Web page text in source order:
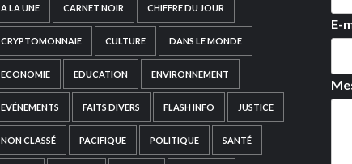
A LA UNE CARNET NOIR CHIFFRE DU JOUR
CRYPTOMONNAIE CULTURE DANS LE MONDE
ECONOMIE EDUCATION ENVIRONNEMENT
EVÉNEMENTS FAITS DIVERS FLASH INFO JUSTICE
NON CLASSÉ PACIFIQUE POLITIQUE SANTÉ
E-